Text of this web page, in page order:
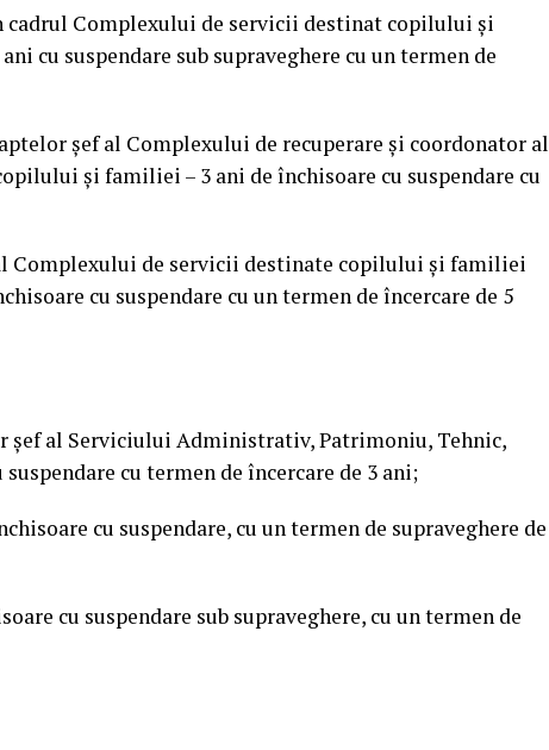
cadrul Complexului de servicii destinat copilului şi
cu suspendare sub supraveghere cu un termen de
şef al Complexului de recuperare şi coordonator al
şi familiei – 3 ani de închisoare cu suspendare cu
Complexului de servicii destinate copilului şi familiei
cu suspendare cu un termen de încercare de 5
şef al Serviciului Administrativ, Patrimoniu, Tehnic,
cu termen de încercare de 3 ani;
cu suspendare, cu un termen de supraveghere de
cu suspendare sub supraveghere, cu un termen de